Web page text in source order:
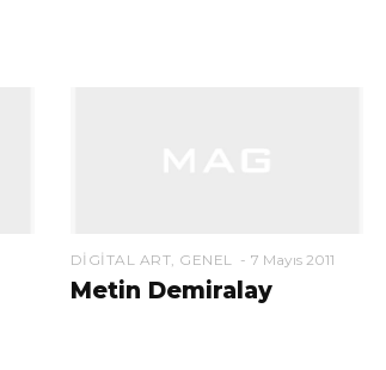
DIGITAL ART GENEL 7 Mayıs 2011
Metin Demiralay